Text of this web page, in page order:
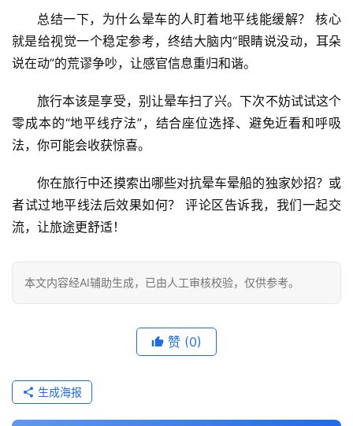
总结一下， 为什么晕车的人盯着地平线能缓解？
核心
就是给视觉一个稳定参考，终结大脑内“眼睛说没动，耳朵
说在动”的荒谬争吵，让感官信息重归和谐。
旅行本该是享受，别让晕车扫了兴。下次不妨试试这个
零成本的“地平线疗法”，结合座位选择、避免近看和呼吸
法，你可能会收获惊喜。
你在旅行中还摸索出哪些对抗晕车晕船的独家妙招？或
者试过地平线法后效果如何？
评论区告诉我，我们一起交
流，让旅途更舒适！
本文内容经AI辅助生成，已由人工审核校验，仅供参考。
赞 (0)
生成海报